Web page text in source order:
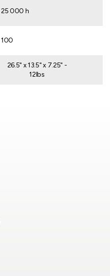
25 000 h
100
26.5" x 13.5" x 7.25" -
12lbs